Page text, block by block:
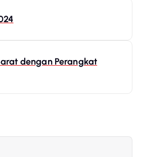
dengan Perangkat